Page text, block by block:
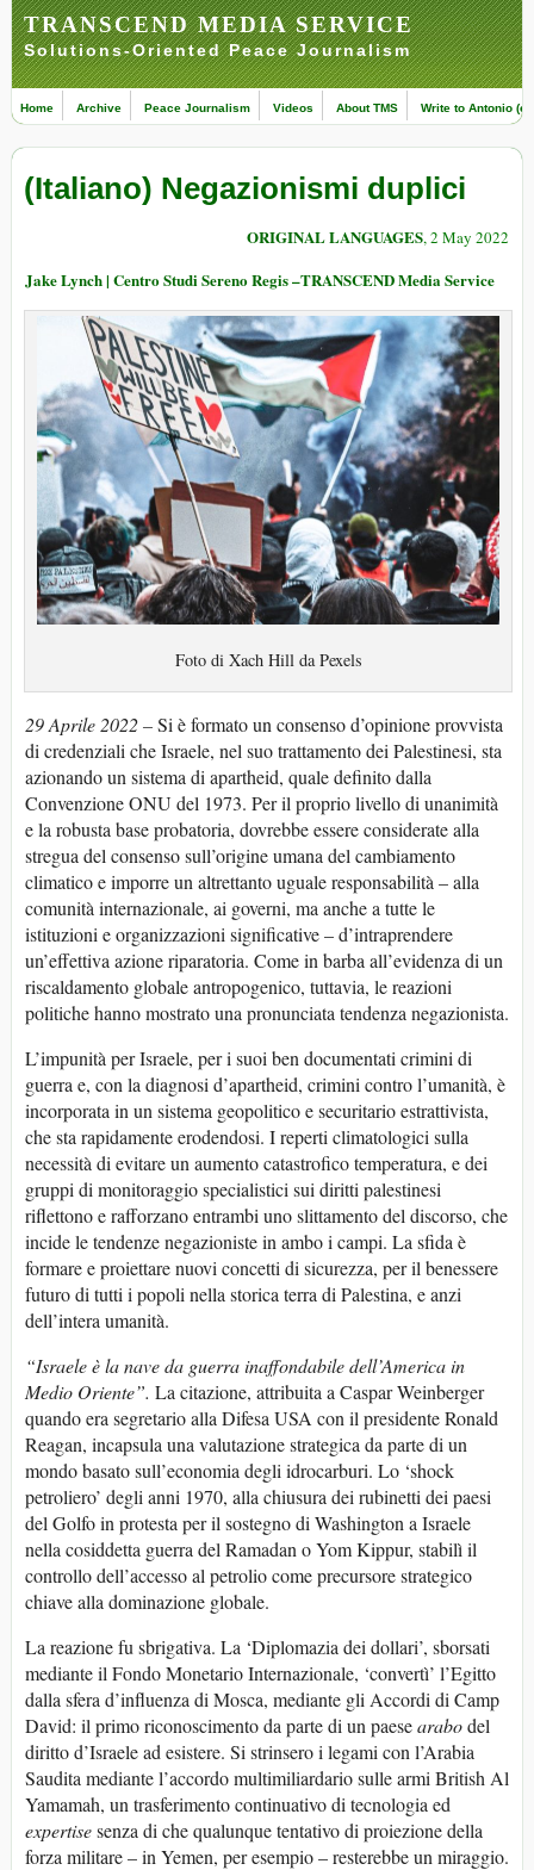
TRANSCEND MEDIA SERVICE
Solutions-Oriented Peace Journalism
Home Archive Peace Journalism Videos About TMS Write to Antonio
(Italiano) Negazionismi duplici
ORIGINAL LANGUAGES, 2 May 2022
Jake Lynch | Centro Studi Sereno Regis ­­­­­­­­­­­­­­­­­–TRANSCEND Media Service
Foto di Xach Hill da Pexels
29 Aprile 2022 –Si è formato un consenso d’opinione provvista
di credenziali che Israele, nel suo trattamento dei Palestinesi, sta
azionando un sistema di apartheid, quale definito dalla
Convenzione ONU del 1973. Per il proprio livello di unanimità
e la robusta base probatoria, dovrebbe essere considerate alla
stregua del consenso sull’origine umana del cambiamento
climatico e imporre un altrettanto uguale responsabilità – alla
comunità internazionale, ai governi, ma anche a tutte le
istituzioni e organizzazioni significative – d’intraprendere
un’effettiva azione riparatoria. Come in barba all’evidenza di un
riscaldamento globale antropogenico, tuttavia, le reazioni
politiche hanno mostrato una pronunciata tendenza negazionista.
L’impunità per Israele, per i suoi ben documentati crimini di
guerra e, con la diagnosi d’apartheid, crimini contro l’umanità, è
incorporata in un sistema geopolitico e securitario estrattivista,
che sta rapidamente erodendosi. I reperti climatologici sulla
necessità di evitare un aumento catastrofico temperatura, e dei
gruppi di monitoraggio specialistici sui diritti palestinesi
riflettono e rafforzano entrambi uno slittamento del discorso, che
incide le tendenze negazioniste in ambo i campi. La sfida è
formare e proiettare nuovi concetti di sicurezza, per il benessere
futuro di tutti i popoli nella storica terra di Palestina, e anzi
dell’intera umanità.
“Israele è la nave da guerra inaffondabile dell’America in
Medio Oriente”. La citazione, attribuita a Caspar Weinberger
quando era segretario alla Difesa USA con il presidente Ronald
Reagan, incapsula una valutazione strategica da parte di un
mondo basato sull’economia degli idrocarburi. Lo ‘shock
petroliero’ degli anni 1970, alla chiusura dei rubinetti dei paesi
del Golfo in protesta per il sostegno di Washington a Israele
nella cosiddetta guerra del Ramadan o Yom Kippur, stabilì il
controllo dell’accesso al petrolio come precursore strategico
chiave alla dominazione globale.
La reazione fu sbrigativa. La ‘Diplomazia dei dollari’, sborsati
mediante il Fondo Monetario Internazionale, ‘convertì’ l’Egitto
dalla sfera d’influenza di Mosca, mediante gli Accordi di Camp
David: il primo riconoscimento da parte di un paesearabodel
diritto d’Israele ad esistere. Si strinsero i legami con l’Arabia
Saudita mediante l’accordo multimiliardario sulle armi British Al
Yamamah, un trasferimento continuativo di tecnologia ed
expertisesenza di che qualunque tentativo di proiezione della
forza militare – in Yemen, per esempio – resterebbe un miraggio.